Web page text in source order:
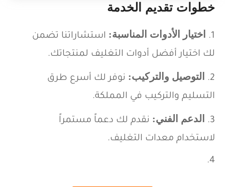
خطوات تقديم الخدمة
اختيار الأدوات المناسبة: استشاراتنا تضمن
لك اختيار أفضل أدوات التغليف لمنتجاتك.
التوصيل والتركيب: نوفر لك أسرع طرق
التسليم والتركيب في المملكة.
الدعم الفني: نقدم لك دعماً مستمراً
لاستخدام معدات التغليف.